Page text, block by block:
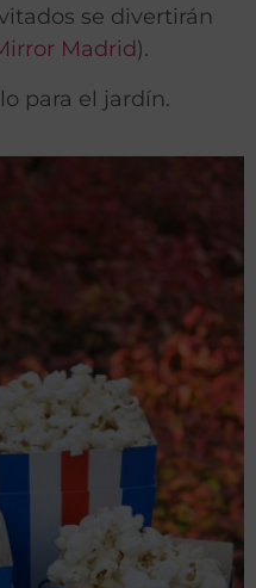
se divertirán
Madrid).
para el jardín.